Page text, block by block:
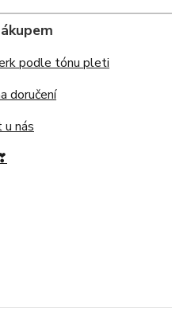
podle tónu pleti
doručení
u nás